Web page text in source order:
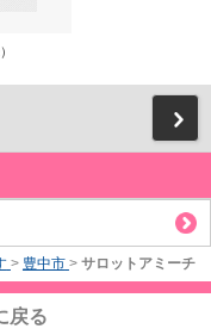
> 豊中市 > サロットアミーチ
戻る